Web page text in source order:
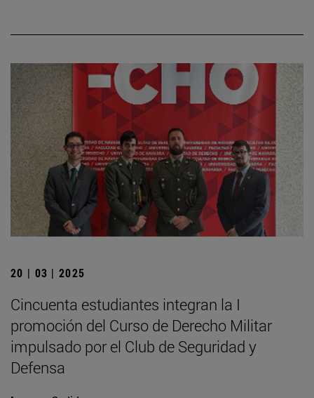
20 | 03 | 2025
Cincuenta estudiantes integran la I
promoción del Curso de Derecho Militar
impulsado por el Club de Seguridad y
Defensa